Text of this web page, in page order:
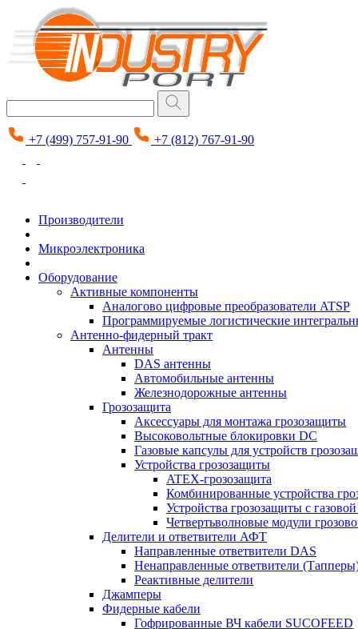
+7 (499) 757-91-90 +7 (812) 767-91-90
Производители
Микроэлектроника
Оборудование
Активные компоненты
Аналогово цифровые преобразователи ATSP
Программируемые логистические
Антенно-фидерный тракт
Антенны
DAS антенны
Автомобильные антенны
Железнодорожные антенны
Грозозащита
Аксессуары для монтажа грозозащиты
Высоковольтные блокировки DC
Газовые капсулы для устройств
Устройства грозозащиты
ATEX-грозозащита
Комбинированные устройства
Устройства грозозащиты с
Четвертьволновые модули
Делители и ответвители АФТ
Направленные ответвители DAS
Ненаправленные ответвители
Реактивные делители
Джамперы
Фидерные кабели
Гофрированные ВЧ кабели SUCOFEED